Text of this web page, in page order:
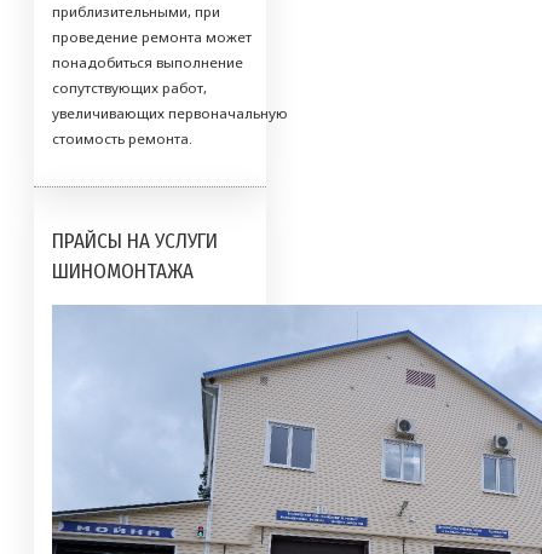
приблизительными, при
проведение ремонта может
понадобиться выполнение
сопутствующих работ,
увеличивающих первоначальную
стоимость ремонта.
ПРАЙСЫ НА УСЛУГИ
ШИНОМОНТАЖА